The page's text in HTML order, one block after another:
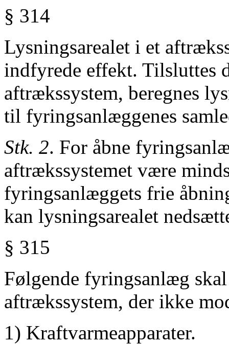
§ 314
Lysningsarealet i et
indfyrede effekt.
aftrækssystem, beregnes
til fyringsanlæggenes
Stk. 2. For åbne
aftrækssystemet være
fyringsanlæggets frie
kan lysningsarealet
§ 315
Følgende fyringsanlæg
aftrækssystem, der ikke
1) Kraftvarmeapparater.